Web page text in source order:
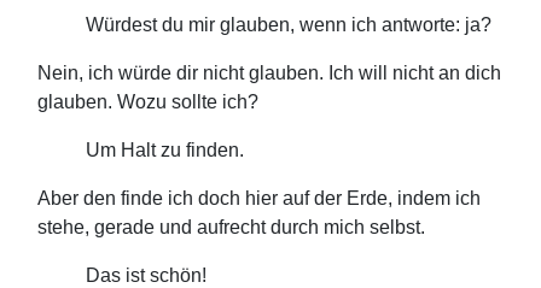
Würdest du mir glauben, wenn ich antworte: ja?
Nein, ich würde dir nicht glauben. Ich will nicht an dich
glauben. Wozu sollte ich?
Um Halt zu finden.
Aber den finde ich doch hier auf der Erde, indem ich
stehe, gerade und aufrecht durch mich selbst.
Das ist schön!